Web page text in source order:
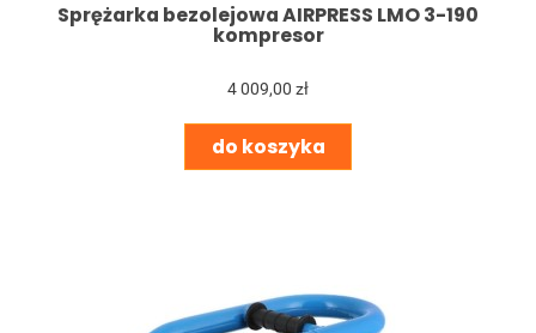
Sprężarka bezolejowa AIRPRESS LMO 3-190
kompresor
4 009,00 zł
do koszyka